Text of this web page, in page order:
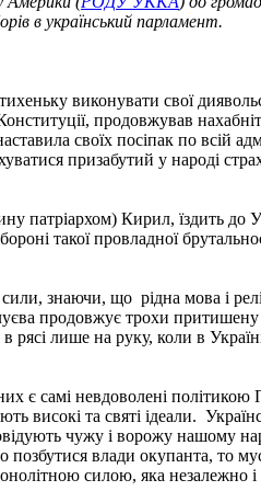
в український парламент.
виконувати свої
продовжував
своїх посіпак по всій
призабутий у народі
патріархом) Кирил, їздить до
такої провладної
знаючи, що рідна мова і
продовжує трохи притишену
лише на руку, коли в
є самі невдоволені політикою
високі та святі ідеали.
чужу і ворожу нашому
влади окупанта, то
силою, яка незалежно